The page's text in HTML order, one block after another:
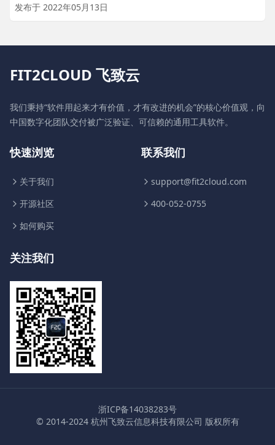
发布于 2022年05月13日
FIT2CLOUD 飞致云
我们秉持“软件用起来才有价值，才有改进的机会”的核心价值观，向
中国数字化团队交付被广泛验证、可信赖的通用工具软件。
快速浏览
关于我们
开源社区
如何购买
联系我们
support@fit2cloud.com
400-052-0755
关注我们
浙ICP备14038283号
© 2014-2024 杭州飞致云信息科技有限公司 版权所有